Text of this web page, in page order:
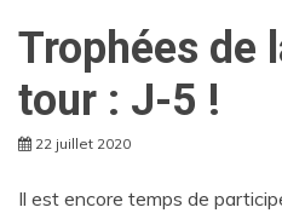
Trophées de
tour : J-5 !
22 juillet 2020
Il est encore temps de